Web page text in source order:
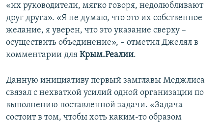
«их руководители, мягко говоря, недолюбливают
друг друга». «Я не думаю, что это их собственное
желание, я уверен, что это указание сверху –
осуществить объединение», – отметил Джелял в
комментарии для Крым.Реалии.
Данную инициативу первый замглавы Меджлиса
связал с нехваткой усилий одной организации по
выполнению поставленной задачи. «Задача
состоит в том, чтобы хоть каким-то образом